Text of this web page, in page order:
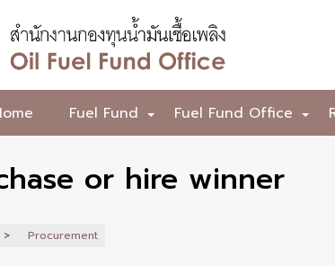
งาน
น +
Fuel Fund +
Fuel Fund Office
or hire winner
Procurement